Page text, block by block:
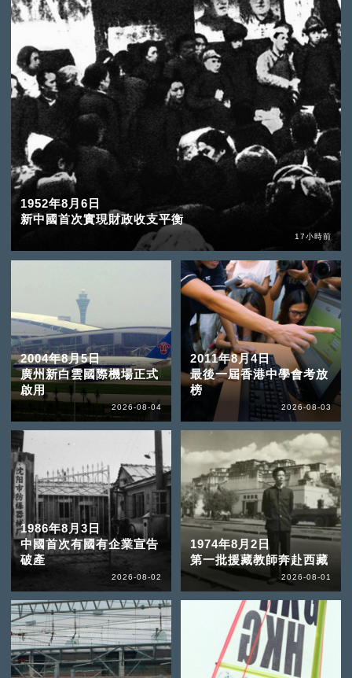
1952年8月6日
新中國首次實現財政收支平衡
17小時前
2004年8月5日
廣州新白雲國際機場正式
啟用
2026-08-04
2011年8月4日
最後一屆香港中學會考放
榜
2026-08-03
1986年8月3日
中國首次有國有企業宣告
破產
2026-08-02
1974年8月2日
第一批援藏教師奔赴西藏
2026-08-01